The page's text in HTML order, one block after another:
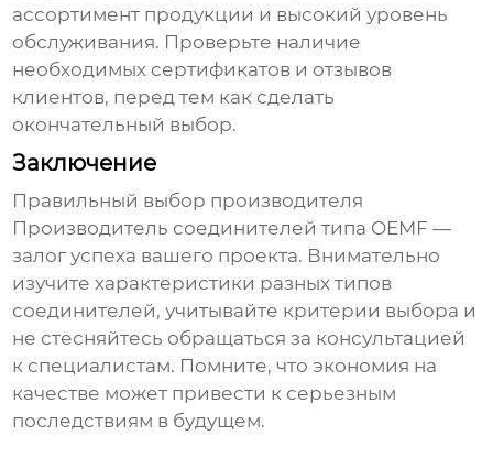
ассортимент продукции и высокий уровень
обслуживания. Проверьте наличие
необходимых сертификатов и отзывов
клиентов, перед тем как сделать
окончательный выбор.
Заключение
Правильный выбор производителя
Производитель соединителей типа OEMF —
залог успеха вашего проекта. Внимательно
изучите характеристики разных типов
соединителей, учитывайте критерии выбора и
не стесняйтесь обращаться за консультацией
к специалистам. Помните, что экономия на
качестве может привести к серьезным
последствиям в будущем.